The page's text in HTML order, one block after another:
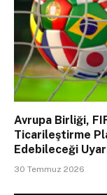
Avrupa Birliği,
Ticarileştirme
Edebileceği
30 Temmuz 2026